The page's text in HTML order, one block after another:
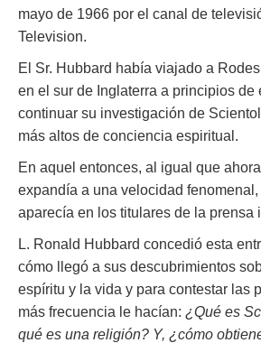
mayo de 1966 por el canal de
Television.
El Sr. Hubbard había viajado a
en el sur de Inglaterra a principios de
continuar su investigación de
más altos de conciencia espiritual.
En aquel entonces, al igual que
expandía a una velocidad
aparecía en los titulares de la prensa
L. Ronald Hubbard concedió esta
cómo llegó a sus descubrimientos
espíritu y la vida y para contestar las
más frecuencia le hacían: ¿Qué es
qué es una religión? Y, ¿cómo